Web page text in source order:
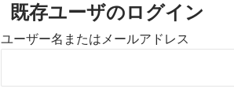
既存ユーザのログイン
ユーザー名またはメールアドレス